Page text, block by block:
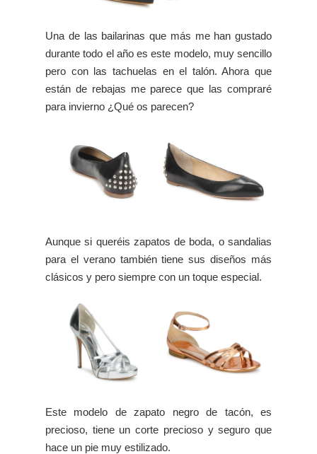
Una de las bailarinas que más me han gustado
durante todo el año es este modelo, muy sencillo
pero con las tachuelas en el talón. Ahora que
están de rebajas me parece que las compraré
para invierno ¿Qué os parecen?
Aunque si queréis zapatos de boda, o sandalias
para el verano también tiene sus diseños más
clásicos y pero siempre con un toque especial.
Este modelo de zapato negro de tacón, es
precioso, tiene un corte precioso y seguro que
hace un pie muy estilizado.